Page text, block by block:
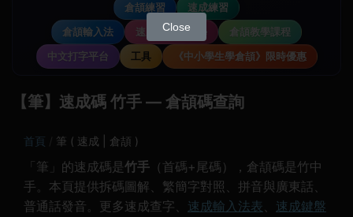
倉頡練習
速成練習
倉頡輸入法
速成輸入法教學
倉頡教學課程
中文打字平台
工具 《中小學生學倉頡》限時優惠
【筆】速成碼 竹手 — 倉頡碼查詢
首頁 筆 ( 速成 | 倉頡 )
「筆」的速成碼是 竹手 （首碼+尾碼），倉頡碼是竹中
手。本頁提供拆碼圖解、繁簡字對照、拼音與廣東話、
普通話發音。更多速成查字、 速成輸入法表、 速成鍵盤
Close